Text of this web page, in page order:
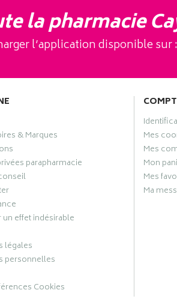
la pharmacie
l’application disponible sur :
& Marques
parapharmacie
effet indésirable
légales
personnelles
Cookies
Mes
Mes
Mon
Mes
Ma